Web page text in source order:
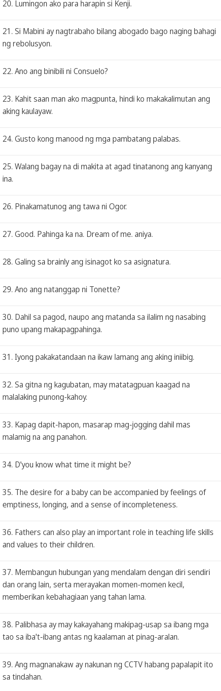
20. Lumingon ako para harapin si Kenji.
21. Si Mabini ay nagtrabaho bilang abogado bago naging bahagi
ng rebolusyon.
22. Ano ang binibili ni Consuelo?
23. Kahit saan man ako magpunta, hindi ko makakalimutan ang
aking kaulayaw.
24. Gusto kong manood ng mga pambatang palabas.
25. Walang bagay na di makita at agad tinatanong ang kanyang
ina.
26. Pinakamatunog ang tawa ni Ogor.
27. Good. Pahinga ka na. Dream of me. aniya.
28. Galing sa brainly ang isinagot ko sa asignatura.
29. Ano ang natanggap ni Tonette?
30. Dahil sa pagod, naupo ang matanda sa ilalim ng nasabing
puno upang makapagpahinga.
31. Iyong pakakatandaan na ikaw lamang ang aking iniibig.
32. Sa gitna ng kagubatan, may matatagpuan kaagad na
malalaking punong-kahoy.
33. Kapag dapit-hapon, masarap mag-jogging dahil mas
malamig na ang panahon.
34. D'you know what time it might be?
35. The desire for a baby can be accompanied by feelings of
emptiness, longing, and a sense of incompleteness.
36. Fathers can also play an important role in teaching life skills
and values to their children.
37. Membangun hubungan yang mendalam dengan diri sendiri
dan orang lain, serta merayakan momen-momen kecil,
memberikan kebahagiaan yang tahan lama.
38. Palibhasa ay may kakayahang makipag-usap sa ibang mga
tao sa iba't-ibang antas ng kaalaman at pinag-aralan.
39. Ang magnanakaw ay nakunan ng CCTV habang papalapit ito
sa tindahan.